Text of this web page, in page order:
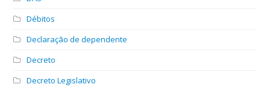
Débitos
Declaração de dependente
Decreto
Decreto Legislativo